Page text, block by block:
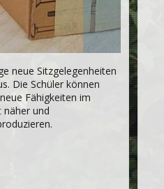
neue Sitzgelegenheiten
Die Schüler können
Fähigkeiten im
näher und